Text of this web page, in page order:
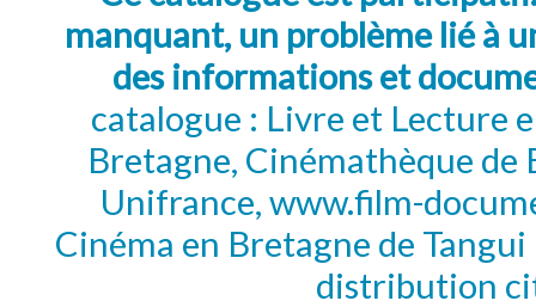
manquant, un problème lié à
des informations et
catalogue : Livre et Lecture
Bretagne, Cinémathèque de
Unifrance, www.film-
Cinéma en Bretagne de
distribution